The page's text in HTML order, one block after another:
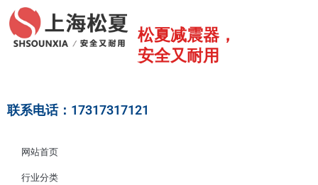
至
松夏减震器，
安全又耐用
联系电话：17317317121
网站首页
行业分类